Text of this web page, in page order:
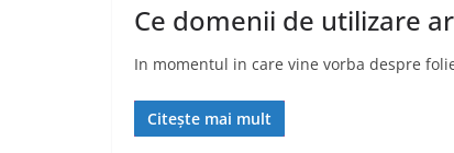
Ce domenii de utilizare
In momentul in care vine vorba despre
Citește mai mult